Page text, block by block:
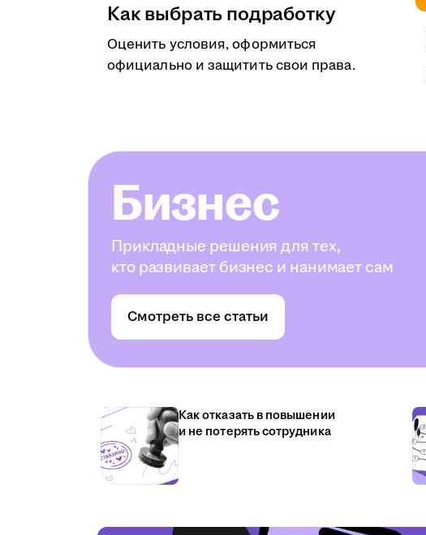
Как выбрать подработку
Оценить условия, оформиться
официально и защитить свои права.
Бизнес
Прикладные решения для тех,
кто развивает бизнес и нанимает сам
Смотреть все статьи
Как отказать в повышении
и не потерять сотрудника